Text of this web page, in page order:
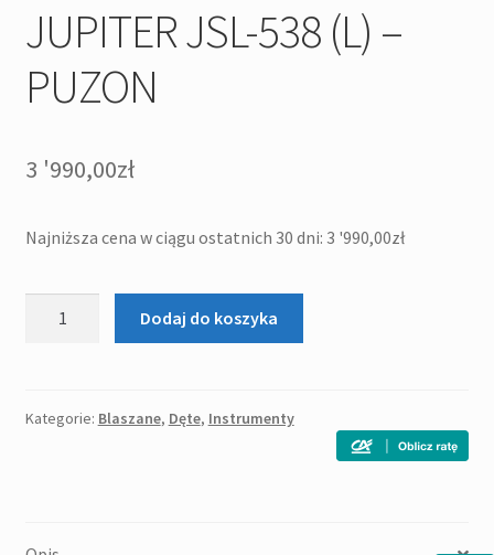
JUPITER JSL-538 (L) –
PUZON
3 '990,00zł
Najniższa cena w ciągu ostatnich 30 dni: 3 '990,00zł
(L)
Dodaj do koszyka
Kategorie: Blaszane, Dęte, Instrumenty